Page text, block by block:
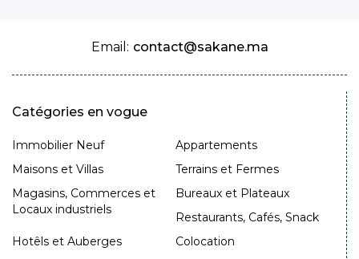
Email: contact@sakane.ma
Catégories en vogue
Immobilier Neuf
Appartements
Maisons et Villas
Terrains et Fermes
Magasins, Commerces et
Locaux industriels
Bureaux et Plateaux
Restaurants, Cafés, Snack
Hotêls et Auberges
Colocation